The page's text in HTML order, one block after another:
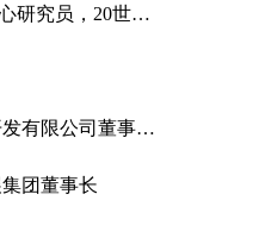
寇有观：原国土资源部信息中心研究员，20世纪80年代国家公派留美高级访问学者。先后在中国科学院、中国农科院、ESRI、国家土地管理局国土资源部信息中心等部门从事生态环境、国土资源、区域规划、卫星遥感和信息系统
金锡顺 北京世博伟业房地产开发有限公司董事长·总经理
团董事长